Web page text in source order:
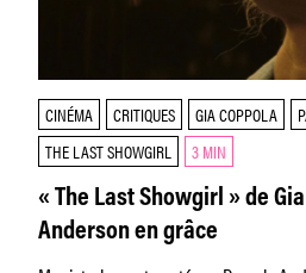
CINÉMA CRITIQUES GIA COPPOLA
THE LAST SHOWGIRL
3 MIN
« The Last Showgirl » de
Anderson en grâce